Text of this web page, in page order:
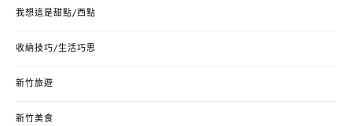
我想這是甜點/西點
收納技巧/生活巧思
新竹旅遊
新竹美食